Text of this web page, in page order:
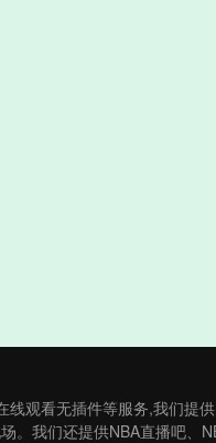
观看无插件等服务,我们提
。我们还提供NBA直播吧、